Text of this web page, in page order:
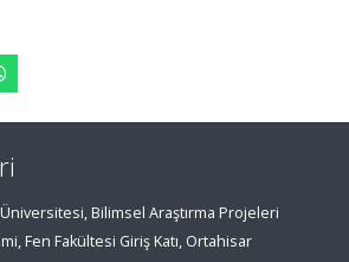
Bilimsel Araştırma Projeleri
Fen Fakültesi Giriş Katı, Ortahisar